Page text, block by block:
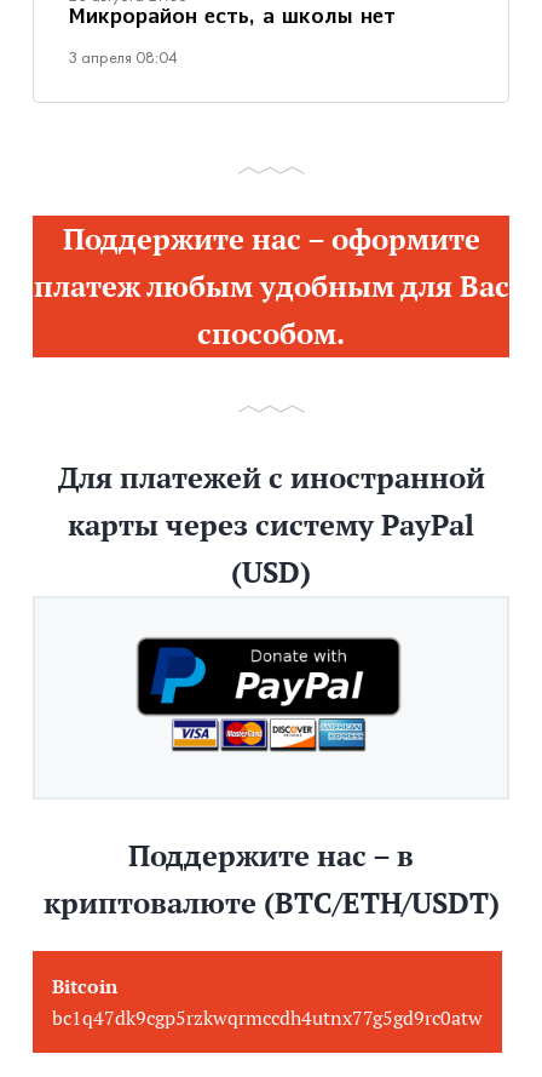
Микрорайон есть, а школы нет
3 апреля 08:04
Поддержите нас – оформите
платеж любым удобным для Вас
способом.
Для платежей с иностранной
карты через систему PayPal
(USD)
Поддержите нас – в
криптовалюте (BTC/ETH/USDT)
Bitcoin
bc1q47dk9cgp5rzkwqrmccdh4utnx77g5gd9rc0atw